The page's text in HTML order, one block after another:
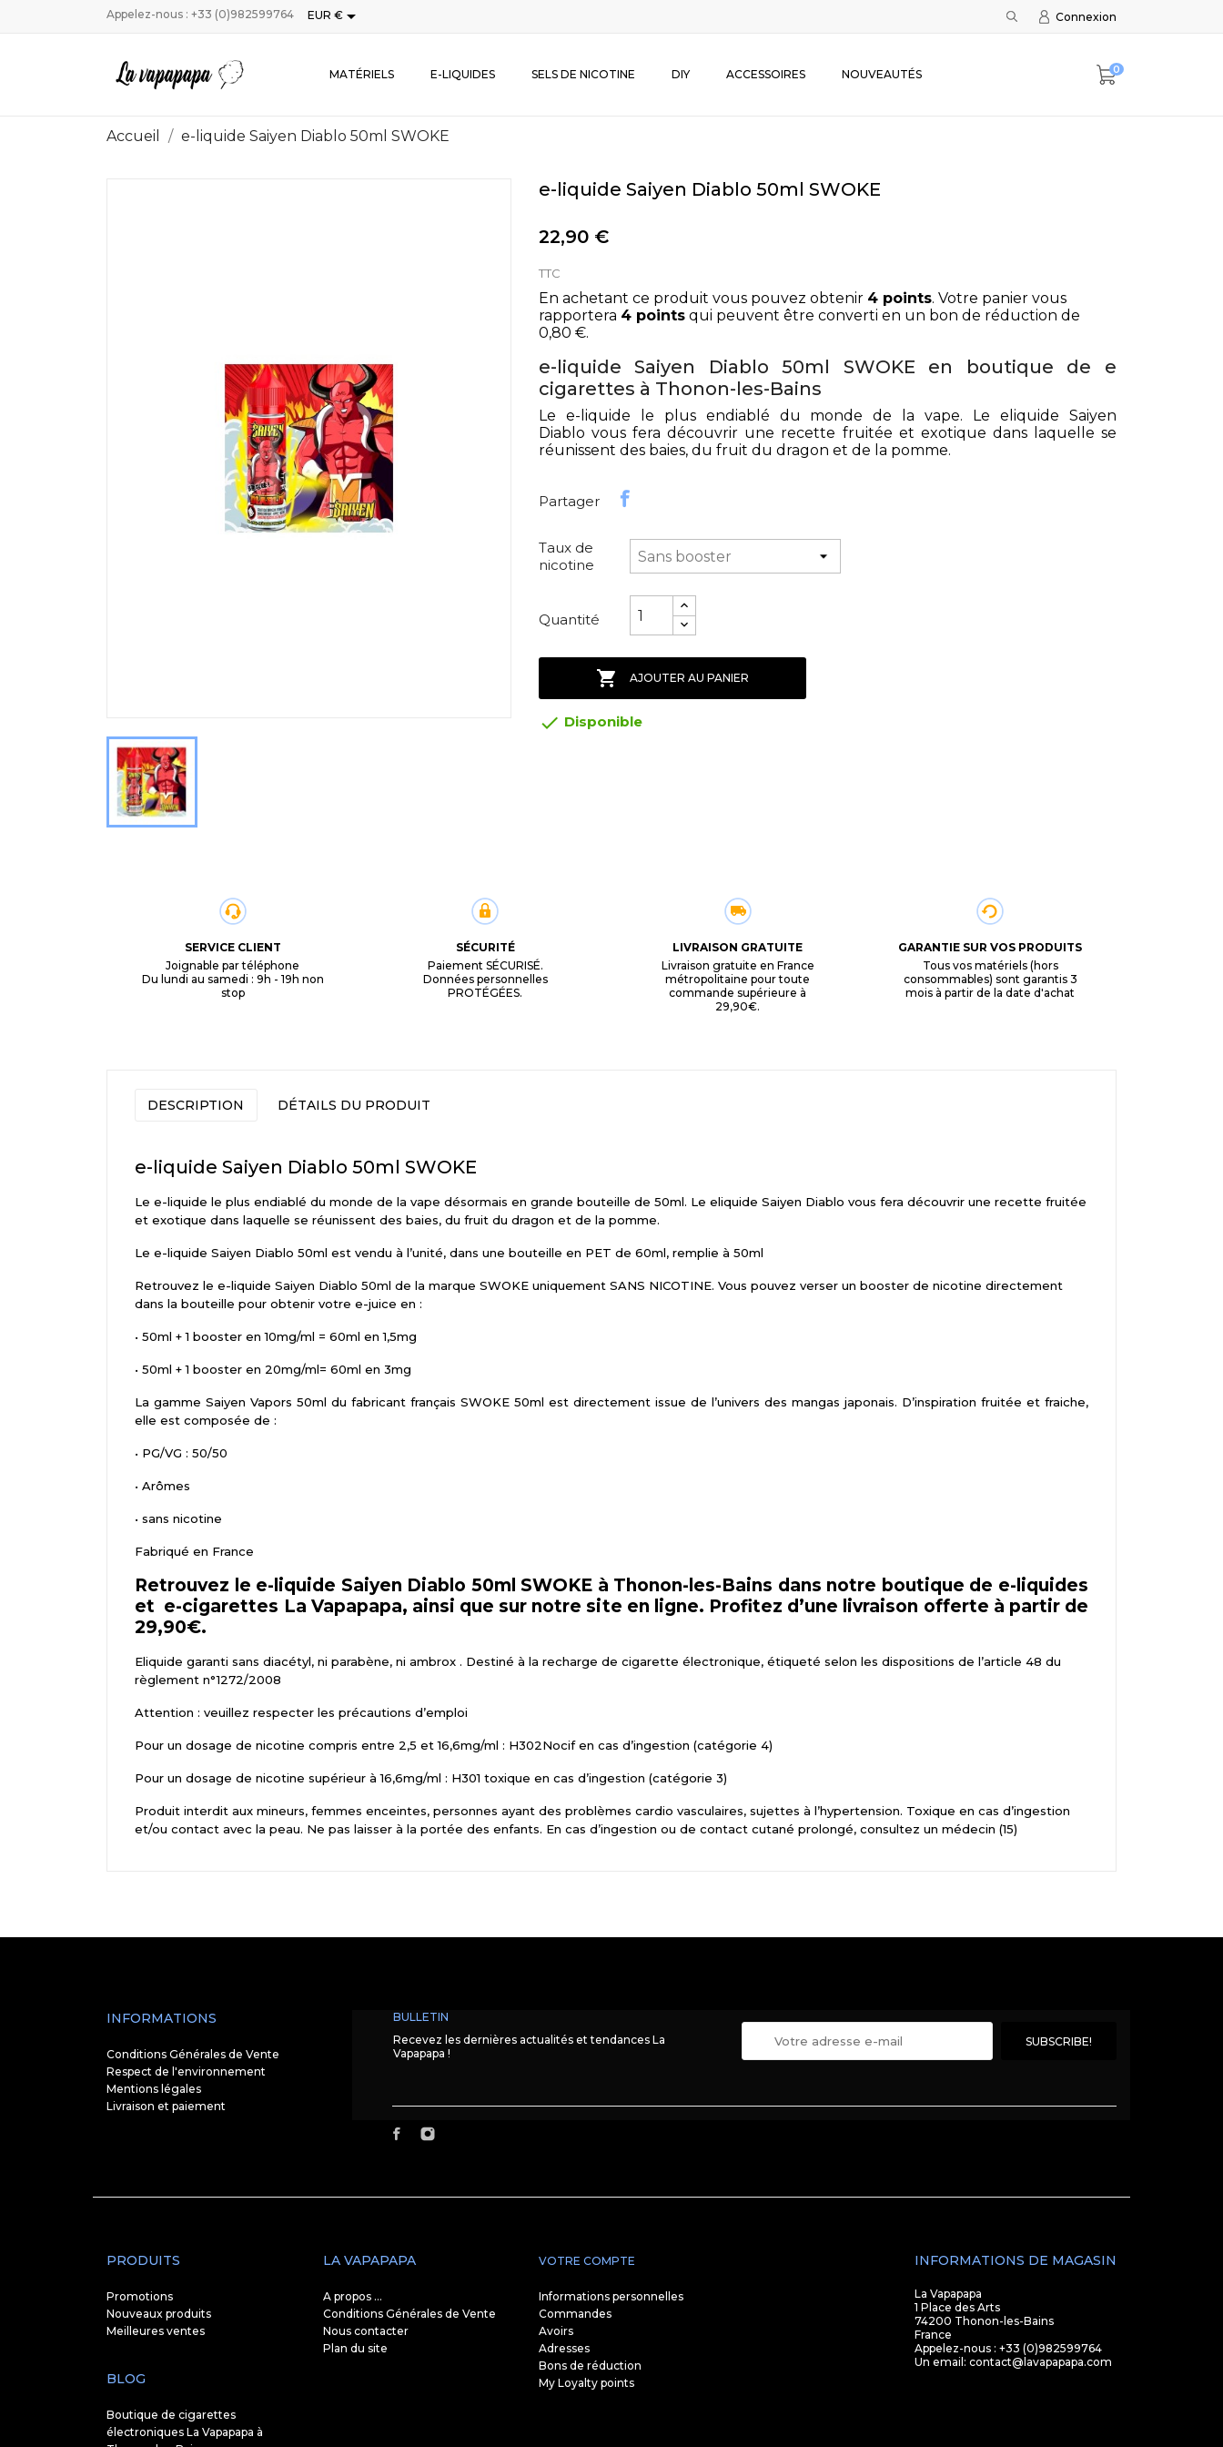
Appelez-nous : +33 (0)982599764 EUR € Connexion
MATÉRIELS E-LIQUIDES SELS DE NICOTINE DIY ACCESSOIRES NOUVEAUTÉS 0
Accueil e-liquide Saiyen Diablo 50ml SWOKE
e-liquide Saiyen Diablo 50ml SWOKE
22,90 €
TTC
En achetant ce produit vous pouvez obtenir 4 points. Votre panier vous
rapportera 4 points qui peuvent être converti en un bon de réduction de
0,80 €.
e-liquide Saiyen Diablo 50ml SWOKE en boutique de e
cigarettes à Thonon-les-Bains
Le e-liquide le plus endiablé du monde de la vape. Le eliquide Saiyen
Diablo vous fera découvrir une recette fruitée et exotique dans laquelle se
réunissent des baies, du fruit du dragon et de la pomme.
Partager
Taux de
nicotine
Quantité
 AJOUTER AU PANIER
 Disponible
SERVICE CLIENT
Joignable par téléphone
Du lundi au samedi : 9h - 19h non
stop
SÉCURITÉ
Paiement SÉCURISÉ.
Données personnelles
PROTÉGÉES.
LIVRAISON GRATUITE
Livraison gratuite en France
métropolitaine pour toute
commande supérieure à
29,90€.
GARANTIE SUR VOS PRODUITS
Tous vos matériels (hors
consommables) sont garantis 3
mois à partir de la date d'achat
DESCRIPTION DÉTAILS DU PRODUIT
e-liquide Saiyen Diablo 50ml SWOKE
Le e-liquide le plus endiablé du monde de la vape désormais en grande bouteille de 50ml. Le eliquide Saiyen Diablo vous fera découvrir une recette fruitée
et exotique dans laquelle se réunissent des baies, du fruit du dragon et de la pomme.
Le e-liquide Saiyen Diablo 50ml est vendu à l’unité, dans une bouteille en PET de 60ml, remplie à 50ml
Retrouvez le e-liquide Saiyen Diablo 50ml de la marque SWOKE uniquement SANS NICOTINE. Vous pouvez verser un booster de nicotine directement
dans la bouteille pour obtenir votre e-juice en :
• 50ml + 1 booster en 10mg/ml = 60ml en 1,5mg
• 50ml + 1 booster en 20mg/ml= 60ml en 3mg
La gamme Saiyen Vapors 50ml du fabricant français SWOKE 50ml est directement issue de l’univers des mangas japonais. D’inspiration fruitée et fraiche,
elle est composée de :
• PG/VG : 50/50
• Arômes
• sans nicotine
Fabriqué en France
Retrouvez le e-liquide Saiyen Diablo 50ml SWOKE à Thonon-les-Bains dans notre boutique de e-liquides
et e-cigarettes La Vapapapa, ainsi que sur notre site en ligne. Profitez d’une livraison offerte à partir de
29,90€.
Eliquide garanti sans diacétyl, ni parabène, ni ambrox . Destiné à la recharge de cigarette électronique, étiqueté selon les dispositions de l’article 48 du
règlement n°1272/2008
Attention : veuillez respecter les précautions d’emploi
Pour un dosage de nicotine compris entre 2,5 et 16,6mg/ml : H302Nocif en cas d’ingestion (catégorie 4)
Pour un dosage de nicotine supérieur à 16,6mg/ml : H301 toxique en cas d’ingestion (catégorie 3)
Produit interdit aux mineurs, femmes enceintes, personnes ayant des problèmes cardio vasculaires, sujettes à l’hypertension. Toxique en cas d’ingestion
et/ou contact avec la peau. Ne pas laisser à la portée des enfants. En cas d’ingestion ou de contact cutané prolongé, consultez un médecin (15)
INFORMATIONS
Conditions Générales de Vente
Respect de l'environnement
Mentions légales
Livraison et paiement
BULLETIN
Recevez les dernières actualités et tendances La
Vapapapa !
PRODUITS
Promotions
Nouveaux produits
Meilleures ventes
LA VAPAPAPA
A propos ...
Conditions Générales de Vente
Nous contacter
Plan du site
BLOG
Boutique de cigarettes
électroniques La Vapapapa à
VOTRE COMPTE
Informations personnelles
Commandes
Avoirs
Adresses
Bons de réduction
My Loyalty points
INFORMATIONS DE MAGASIN
La Vapapapa
1 Place des Arts
74200 Thonon-les-Bains
France
Appelez-nous : +33 (0)982599764
Un email: contact@lavapapapa.com